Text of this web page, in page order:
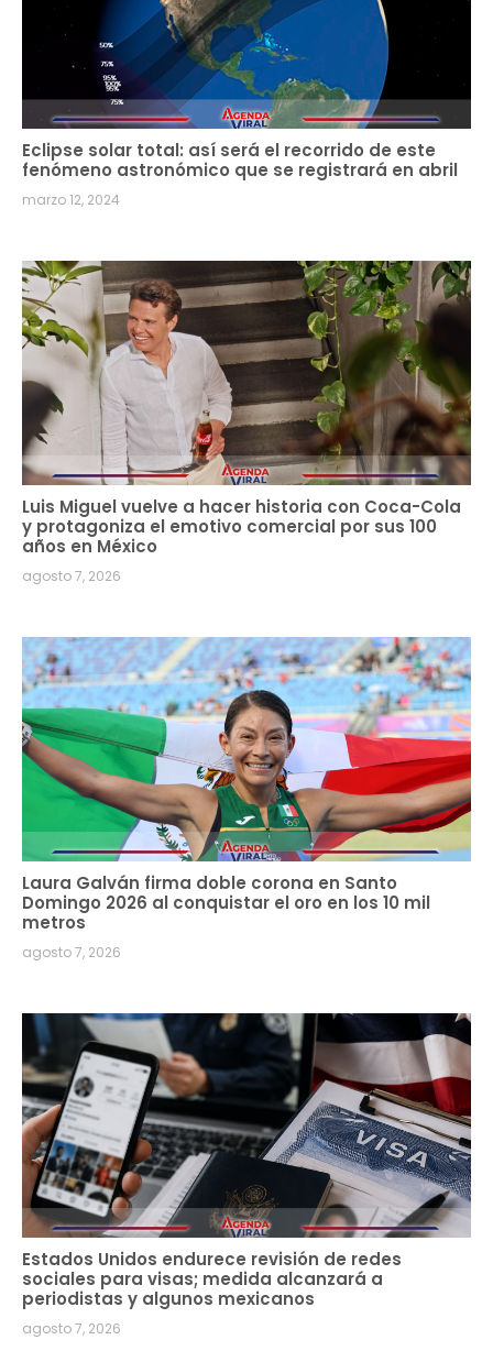
Eclipse solar total: así será el recorrido de este
fenómeno astronómico que se registrará en abril
marzo 12, 2024
Luis Miguel vuelve a hacer historia con Coca-Cola
y protagoniza el emotivo comercial por sus 100
años en México
agosto 7, 2026
Laura Galván firma doble corona en Santo
Domingo 2026 al conquistar el oro en los 10 mil
metros
agosto 7, 2026
Estados Unidos endurece revisión de redes
sociales para visas; medida alcanzará a
periodistas y algunos mexicanos
agosto 7, 2026